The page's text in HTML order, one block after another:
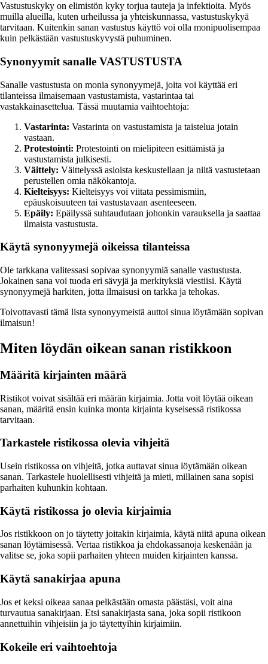
Vastustuskyky on elimistön kyky torjua tauteja ja infektioita. Myös
muilla alueilla, kuten urheilussa ja yhteiskunnassa, vastustuskykyä
tarvitaan. Kuitenkin sanan vastustus käyttö voi olla monipuolisempaa
kuin pelkästään vastustuskyvystä puhuminen.
Synonyymit sanalle VASTUSTUSTA
Sanalle vastustusta on monia synonyymejä, joita voi käyttää eri
tilanteissa ilmaisemaan vastustamista, vastarintaa tai
vastakkainasettelua. Tässä muutamia vaihtoehtoja:
Vastarinta: Vastarinta on vastustamista ja taistelua jotain
vastaan.
Protestointi: Protestointi on mielipiteen esittämistä ja
vastustamista julkisesti.
Väittely: Väittelyssä asioista keskustellaan ja niitä vastustetaan
perustellen omia näkökantoja.
Kielteisyys: Kielteisyys voi viitata pessimismiin,
epäuskoisuuteen tai vastustavaan asenteeseen.
Epäily: Epäilyssä suhtaudutaan johonkin varauksella ja saattaa
ilmaista vastustusta.
Käytä synonyymejä oikeissa tilanteissa
Ole tarkkana valitessasi sopivaa synonyymiä sanalle vastustusta.
Jokainen sana voi tuoda eri sävyjä ja merkityksiä viestiisi. Käytä
synonyymejä harkiten, jotta ilmaisusi on tarkka ja tehokas.
Toivottavasti tämä lista synonyymeistä auttoi sinua löytämään sopivan
ilmaisun!
Miten löydän oikean sanan ristikkoon
Määritä kirjainten määrä
Ristikot voivat sisältää eri määrän kirjaimia. Jotta voit löytää oikean
sanan, määritä ensin kuinka monta kirjainta kyseisessä ristikossa
tarvitaan.
Tarkastele ristikossa olevia vihjeitä
Usein ristikossa on vihjeitä, jotka auttavat sinua löytämään oikean
sanan. Tarkastele huolellisesti vihjeitä ja mieti, millainen sana sopisi
parhaiten kuhunkin kohtaan.
Käytä ristikossa jo olevia kirjaimia
Jos ristikkoon on jo täytetty joitakin kirjaimia, käytä niitä apuna oikean
sanan löytämisessä. Vertaa ristikkoa ja ehdokassanoja keskenään ja
valitse se, joka sopii parhaiten yhteen muiden kirjainten kanssa.
Käytä sanakirjaa apuna
Jos et keksi oikeaa sanaa pelkästään omasta päästäsi, voit aina
turvautua sanakirjaan. Etsi sanakirjasta sana, joka sopii ristikoon
annettuihin vihjeisiin ja jo täytettyihin kirjaimiin.
Kokeile eri vaihtoehtoja